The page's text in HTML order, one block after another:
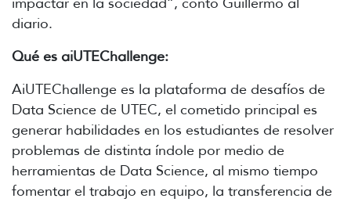
diario.
Qué es aiUTEChallenge:
AiUTEChallenge es la plataforma de desafíos de
Data Science de UTEC, el cometido principal es
generar habilidades en los estudiantes de resolver
problemas de distinta índole por medio de
herramientas de Data Science, al mismo tiempo
fomentar el trabajo en equipo, la transferencia de